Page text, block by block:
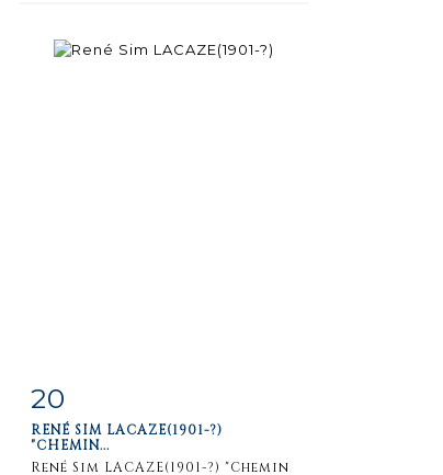
Item detail
20
RENÉ SIM LACAZE(1901-?)
"CHEMIN...
René Sim LACAZE(1901-?) "Chemin